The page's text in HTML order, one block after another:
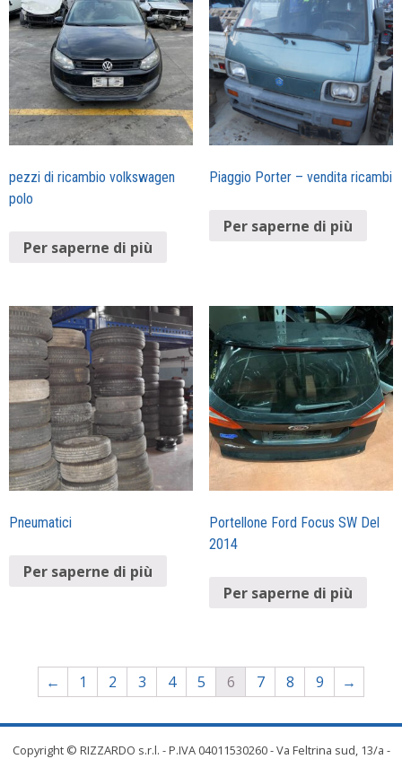
pezzi di ricambio volkswagen
polo
Per saperne di più
Piaggio Porter – vendita ricambi
Per saperne di più
Pneumatici
Per saperne di più
Portellone Ford Focus SW Del
2014
Per saperne di più
← 1 2 3 4 5 6 7 8 9 →
Copyright © RIZZARDO s.r.l. - P.IVA 04011530260 - Va Feltrina sud, 13/a -